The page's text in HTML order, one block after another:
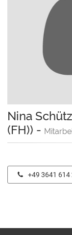
Nina
(FH)) -
+49 3641 614